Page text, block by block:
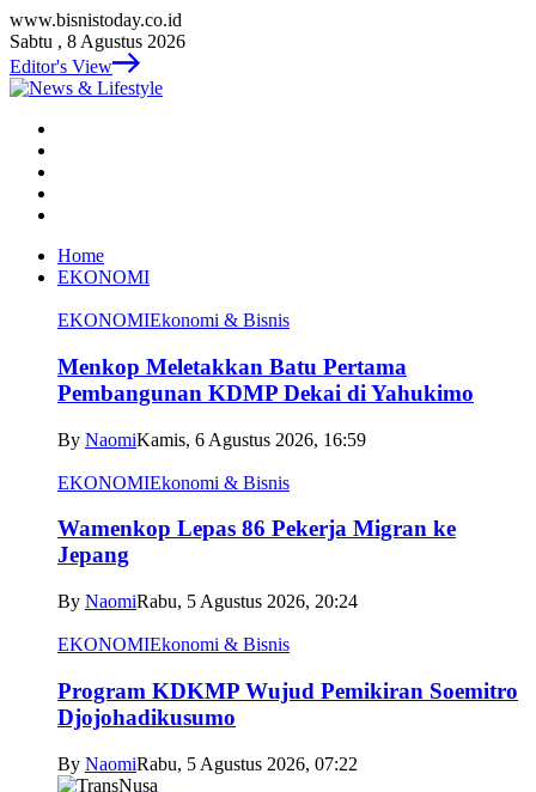
www.bisnistoday.co.id
Sabtu , 8 Agustus 2026
Editor's View
Home
EKONOMI
EKONOMIEkonomi & Bisnis
Menkop Meletakkan Batu Pertama
Pembangunan KDMP Dekai di Yahukimo
By NaomiKamis, 6 Agustus 2026, 16:59
EKONOMIEkonomi & Bisnis
Wamenkop Lepas 86 Pekerja Migran ke
Jepang
By NaomiRabu, 5 Agustus 2026, 20:24
EKONOMIEkonomi & Bisnis
Program KDKMP Wujud Pemikiran Soemitro
Djojohadikusumo
By NaomiRabu, 5 Agustus 2026, 07:22